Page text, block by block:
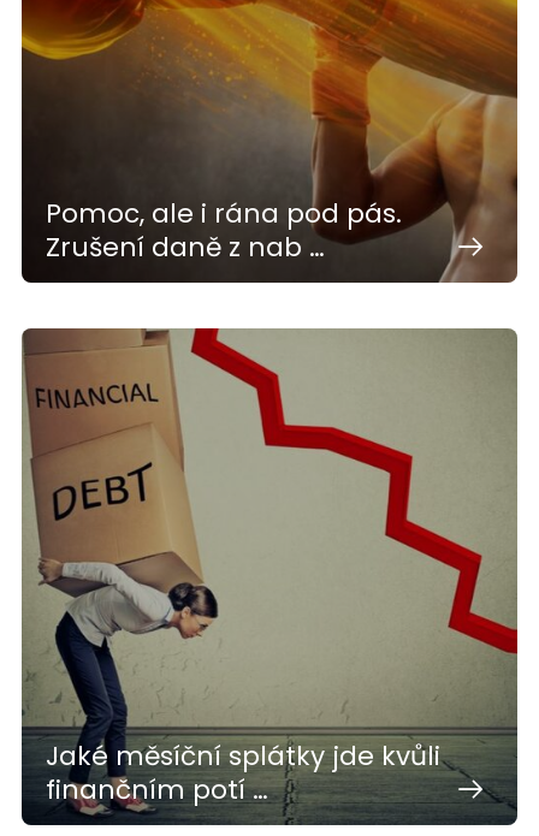
Pomoc, ale i rána pod pás.
Zrušení daně z nab …
Jaké měsíční splátky jde kvůli
finančním potí …